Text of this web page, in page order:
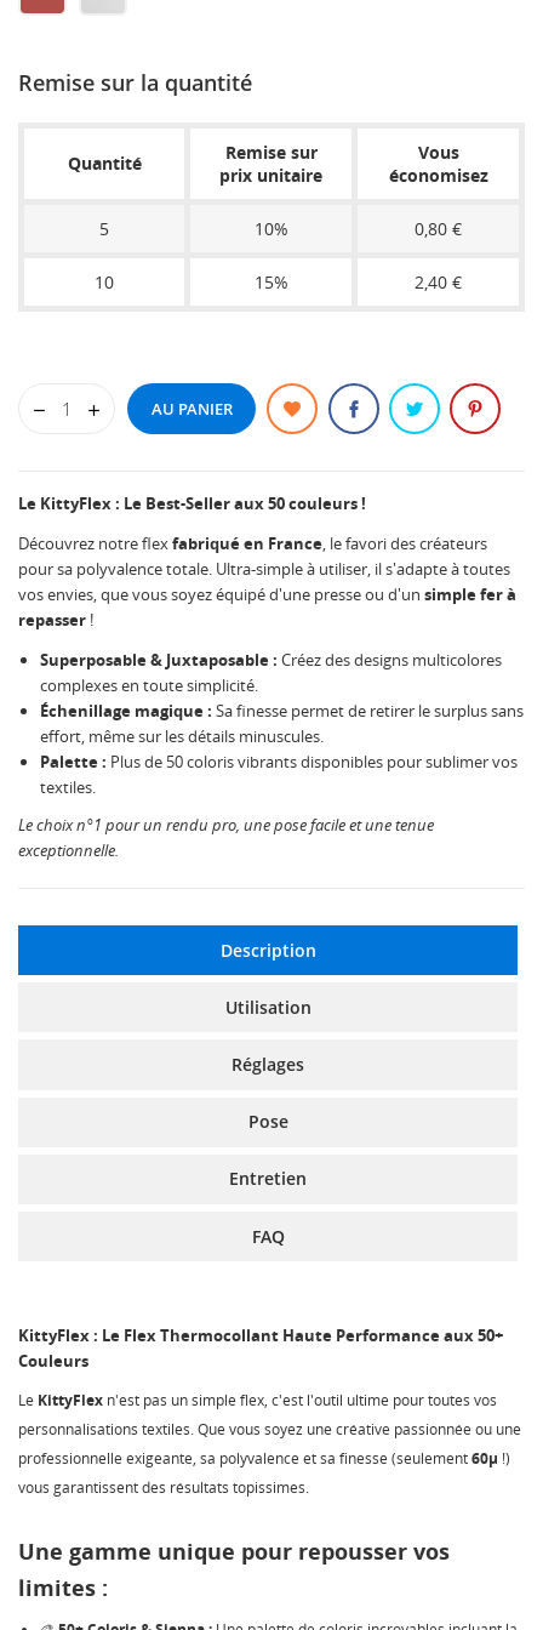
PINK
YELLOW
SIENNACLEAR
Remise sur la quantité
Quantité
Remise sur
prix unitaire
Vous
économisez
5 10% 0,80 €
10 15% 2,40 €
AU PANIER
Le KittyFlex : Le Best-Seller aux 50 couleurs !
Découvrez notre flexfabriqué en France, le favori des créateurs
pour sa polyvalence totale. Ultra-simple à utiliser, il s'adapte à toutes
vos envies, que vous soyez équipé d'une presse ou d'un simple fer à
repasser !
Superposable & Juxtaposable : Créez des designs multicolores
complexes en toute simplicité.
Échenillage magique : Sa finesse permet de retirer le surplus sans
effort, même sur les détails minuscules.
Palette : Plus de 50 coloris vibrants disponibles pour sublimer vos
textiles.
Le choix n°1 pour un rendu pro, une pose facile et une tenue
exceptionnelle.
Description
Utilisation
Réglages
Pose
Entretien
FAQ
KittyFlex : Le Flex Thermocollant Haute Performance aux 50+
Couleurs
Le KittyFlex n'est pas un simple flex, c'est l'outil ultime pour toutes vos
personnalisations textiles. Que vous soyez une créative passionnée ou une
professionnelle exigeante, sa polyvalence et sa finesse (seulement60µ !)
vous garantissent des résultats topissimes.
Une gamme unique pour repousser vos
limites :
CRÉER UNE LISTE D'ENVIES
CONNEXION